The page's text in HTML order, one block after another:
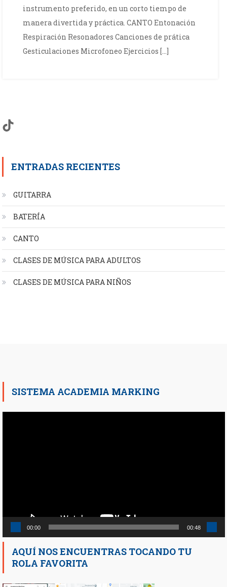
instrumento preferido, en un corto tiempo de
manera divertida y práctica. CANTO Entonación
Respiración Resonadores Canciones de prática
Gesticulaciones Microfoneo Ejercicios […]
TikTok
ENTRADAS RECIENTES
GUITARRA
BATERÍA
CANTO
CLASES DE MÚSICA PARA ADULTOS
CLASES DE MÚSICA PARA NIÑOS
SISTEMA ACADEMIA MARKING
00:00 00:48
AQUÍ NOS ENCUENTRAS TOCANDO TU
ROLA FAVORITA